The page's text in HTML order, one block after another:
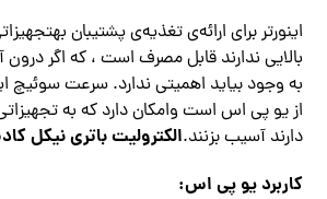
اینورتر برای ارائه‌ی تغذیه‌ی پشتیبان
بالایی ندارند قابل مصرف است ، که اگر
به وجود بیاید اهمیتی ندارد. سرعت سوئیچ
از یو پی اس است وامکان دارد که به
دارند آسیب بزنند.الکترولیت باتری نیکل
کاربرد یو پی اس: